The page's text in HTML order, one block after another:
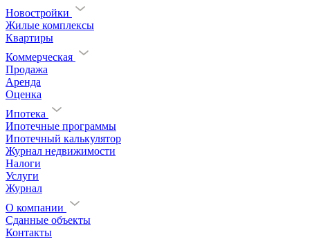
Новостройки
Жилые комплексы
Квартиры
Коммерческая
Продажа
Аренда
Оценка
Ипотека
Ипотечные программы
Ипотечный калькулятор
Журнал недвижимости
Налоги
Услуги
Журнал
О компании
Сданные объекты
Контакты